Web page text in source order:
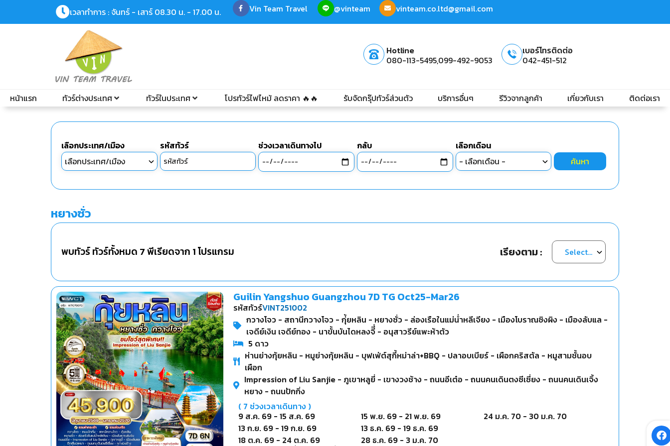
เวลาทำการ : จันทร์ - เสาร์ 08.30 น. - 17.00 น. Vin Team Travel @vinteam vinteam.co.ltd@gmail.com
Hotline
080-113-5495,099-492-9053
เบอร์โทรติดต่อ
042-451-512
หน้าแรก ทัวร์ต่างประเทศ ทัวร์ในประเทศ โปรทัวร์ไฟไหม้ ลดราคา 🔥🔥 รับจัดกรุ๊ปทัวร์ส่วนตัว บริการอื่นๆ รีวิวจากลูกค้า เกี่ยวกับเรา ติดต่อเรา
เลือกประเทศ/เมือง รหัสทัวร์ ช่วงเวลาเดินทางไป กลับ
เลือกเดือน
ค้นหา
หยางซั่ว
พบทัวร์ ทัวร์ทั้งหมด 7พีเรียดจาก 1โปรแกรม เรียงตาม :
Guilin Yangshuo Guangzhou 7D TG Oct25-Mar26
รหัสทัวร์VINT251002
กวางโจว - สถานีกวางโจว - กุ่้ยหลิน - หยางซั่ว - ล่องเรือในแม่น่ำหลีเจียง - เมืองโบราณซิงผิง - เมืองลับแล -
เจดีย์เงิน เจดีย์ทอง - นาขั้นบันไดหลงจีี๋ - อนุสาวรีย์แพะห้าตัว
5 ดาว
ห่านย่างกุ้ยหลิน - หมูย่างกุ้ยหลิน - บุฟเฟ่ต์สุกี้หม่าล่า+BBQ - ปลาอบเบียร์ - เผือกคริสตัล - หมูสามชั้นอบ
เผือก
Impression of Liu Sanjie - ภูเขาหลูยี่ - เขางวงช้าง - ถนนอีเต๋อ - ถนนคนเดินตงซีเซี่ยง - ถนนคนเดินเจิ้ง
หยาง - ถนนปักกิ่ง
( 7 ช่วงเวลาเดินทาง )
9 ส.ค. 69 -15 ส.ค. 69
13 ก.ย. 69 -19 ก.ย. 69
18 ต.ค. 69 - 24 ต.ค. 69
15 พ.ย. 69 - 21 พ.ย. 69
13 ธ.ค. 69 -19 ธ.ค. 69
28 ธ.ค. 69 - 3 ม.ค. 70
24 ม.ค. 70 - 30 ม.ค. 70